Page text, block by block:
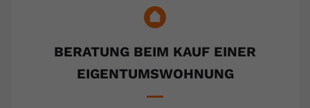
BERATUNG BEIM KAUF EINER
EIGENTUMSWOHNUNG